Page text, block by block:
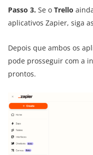
Passo 3. Se o Trello
aplicativos Zapier, siga
Depois que ambos os
pode prosseguir com a
prontos.